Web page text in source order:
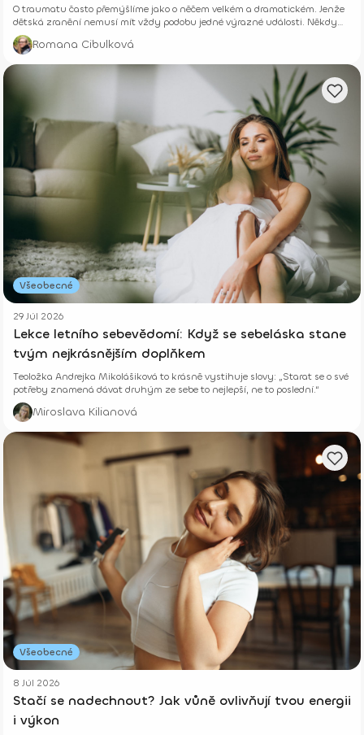
O traumatu často přemýšlíme jako o něčem velkém a dramatickém. Jenže
dětská zranění nemusí mít vždy podobu jedné výrazné události. Někdy
vznikají potichu.
Romana Cibulková
Všeobecné
29 Júl 2026
Lekce letního sebevědomí: Když se sebeláska stane
tvým nejkrásnějším doplňkem
Teoložka Andrejka Mikolášiková to krásně vystihuje slovy: „Starat se o své
potřeby znamená dávat druhým ze sebe to nejlepší, ne to poslední.“
Miroslava Kilianová
Všeobecné
8 Júl 2026
Stačí se nadechnout? Jak vůně ovlivňují tvou energii
i výkon